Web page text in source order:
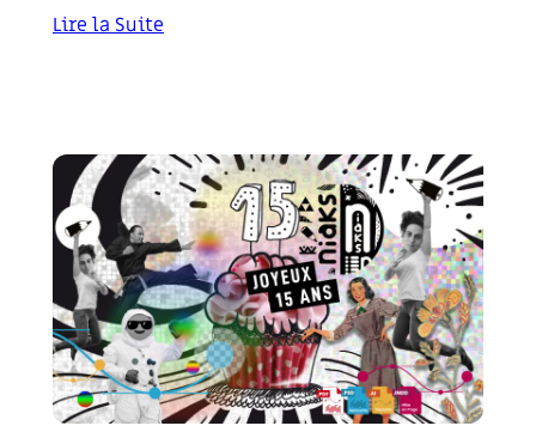
Lire la Suite